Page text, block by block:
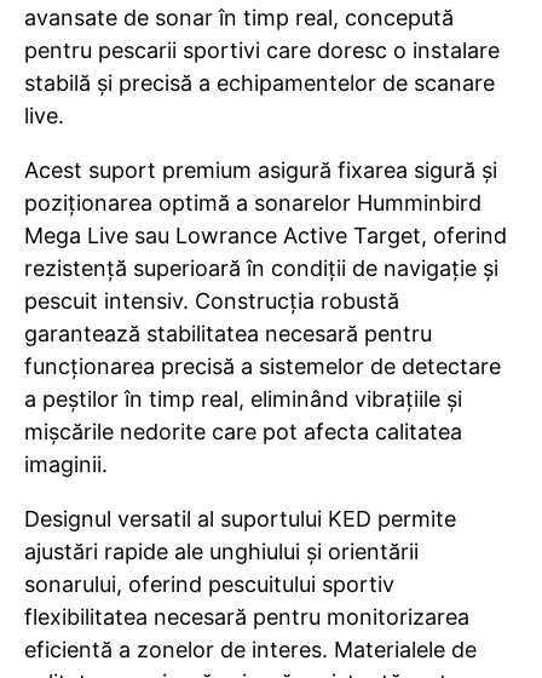
avansate de sonar în timp real, concepută
pentru pescarii sportivi care doresc o instalare
stabilă și precisă a echipamentelor de scanare
live.
Acest suport premium asigură fixarea sigură și
poziționarea optimă a sonarelor Humminbird
Mega Live sau Lowrance Active Target, oferind
rezistență superioară în condiții de navigație și
pescuit intensiv. Construcția robustă
garantează stabilitatea necesară pentru
funcționarea precisă a sistemelor de detectare
a peștilor în timp real, eliminând vibrațiile și
mișcările nedorite care pot afecta calitatea
imaginii.
Designul versatil al suportului KED permite
ajustări rapide ale unghiului și orientării
sonarului, oferind pescuitului sportiv
flexibilitatea necesară pentru monitorizarea
eficientă a zonelor de interes. Materialele de